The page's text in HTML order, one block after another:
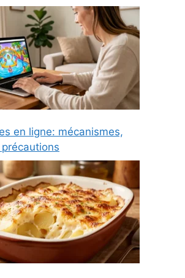
en ligne: mécanismes,